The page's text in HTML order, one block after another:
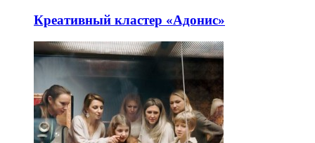
Креативный кластер «Адонис»